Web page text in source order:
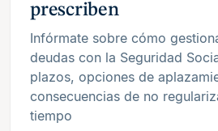
prescriben
Infórmate sobre cómo
deudas con la Seguridad
plazos, opciones de
consecuencias de no
tiempo